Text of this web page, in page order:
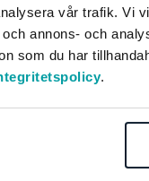
vår trafik. Vi
annons- och
som du har
.
viktiga
till att bli en
From ESG